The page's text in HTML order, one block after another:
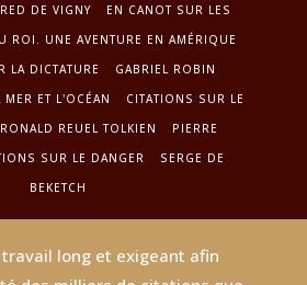
DE VIGNY
EN CANOT SUR LES
ROI. UNE AVENTURE EN AMÉRIQUE
LA DICTATURE
GABRIEL ROBIN
ET L'OCÉAN
CITATIONS SUR LE
REUEL TOLKIEN
PIERRE
SUR LE DANGER
SERGE DE
BEKETCH
long et exigeant afin